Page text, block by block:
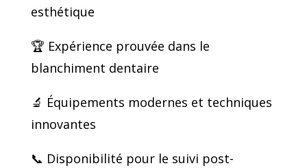
esthétique
🏆 Expérience prouvée dans le
blanchiment dentaire
🔬 Équipements modernes et techniques
innovantes
📞 Disponibilité pour le suivi post-